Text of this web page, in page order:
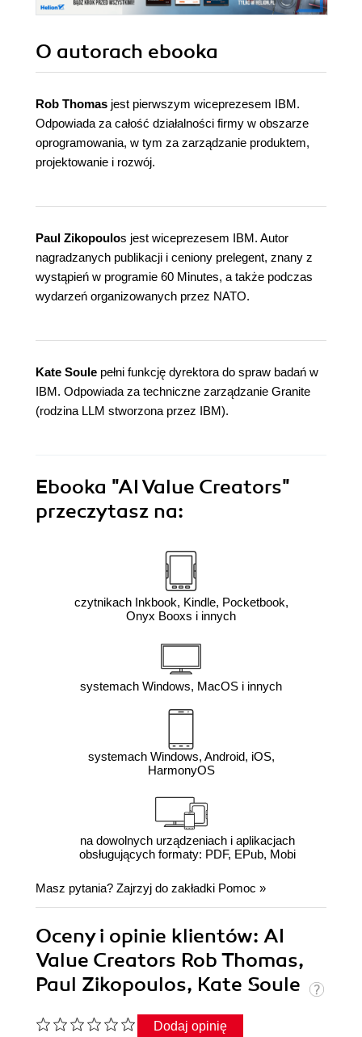
O autorach ebooka
Rob Thomas jest pierwszym wiceprezesem IBM.
Odpowiada za całość działalności firmy w obszarze
oprogramowania, w tym za zarządzanie produktem,
projektowanie i rozwój.
Paul Zikopoulos jest wiceprezesem IBM. Autor
nagradzanych publikacji i ceniony prelegent, znany z
wystąpień w programie 60 Minutes, a także podczas
wydarzeń organizowanych przez NATO.
Kate Soule pełni funkcję dyrektora do spraw badań w
IBM. Odpowiada za techniczne zarządzanie Granite
(rodzina LLM stworzona przez IBM).
Ebooka "AI Value Creators"
przeczytasz na:
czytnikach Inkbook, Kindle, Pocketbook,
Onyx Booxs i innych
systemach Windows, MacOS i innych
systemach Windows, Android, iOS,
HarmonyOS
na dowolnych urządzeniach i aplikacjach
obsługujących formaty: PDF, EPub, Mobi
Masz pytania? Zajrzyj do zakładki Pomoc »
Oceny i opinie klientów: AI
Value Creators Rob Thomas,
Paul Zikopoulos, Kate Soule
Dodaj opinię